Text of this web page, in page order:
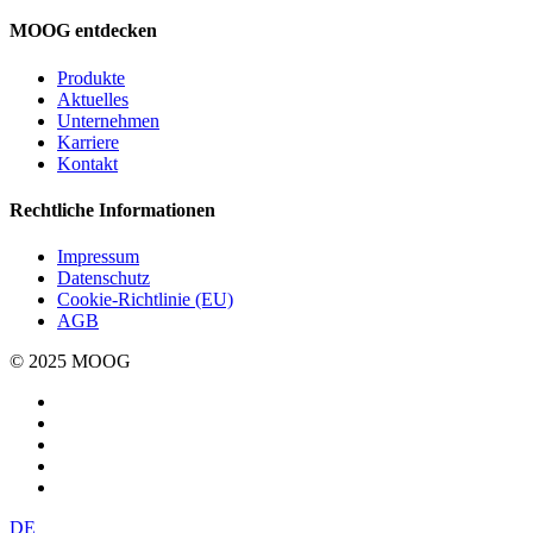
MOOG entdecken
Produkte
Aktuelles
Unternehmen
Karriere
Kontakt
Rechtliche Informationen
Impressum
Datenschutz
Cookie-Richtlinie (EU)
AGB
© 2025 MOOG
DE